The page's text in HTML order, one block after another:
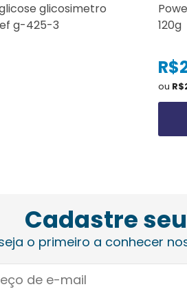
glicosimetro
g-425-3
120g
ou
Cadastre
o primeiro a conhecer